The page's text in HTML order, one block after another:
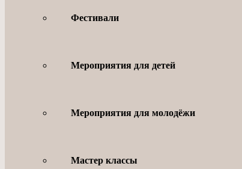
Фестивали
Мероприятия для детей
Мероприятия для молодёжи
Мастер классы